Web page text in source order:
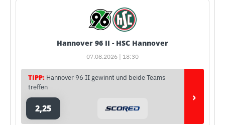
Hannover 96 II - HSC Hannover
07.08.2026 | 18:30
TIPP: Hannover 96 II gewinnt und beide Teams
treffen
2,25
›